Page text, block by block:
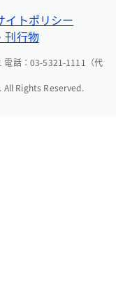
イトポリシー
刊行物
電話：03-5321-1111（代
Rights Reserved.